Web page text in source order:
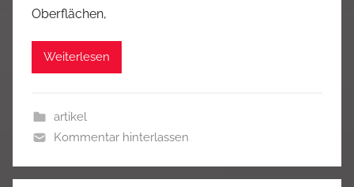
Oberflächen,
Weiterlesen
artikel
Kommentar hinterlassen